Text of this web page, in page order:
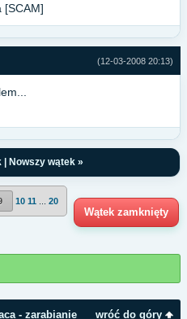
[SCAM]
(12-03-2008 20:13)
| Nowszy wątek »
10 11 20
Wątek zamknięty
wróć do góry
- zarabianie